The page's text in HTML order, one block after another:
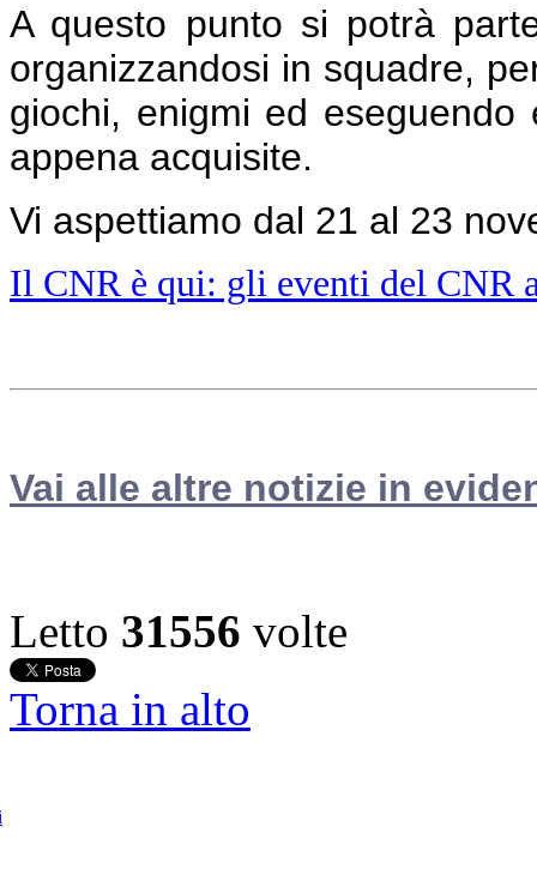
A questo punto si potrà
organizzandosi in squadre,
giochi, enigmi ed eseguendo
appena acquisite.
Vi aspettiamo dal 21 al 23
Il CNR è qui: gli eventi del CNR
Vai alle altre notizie in
Letto 31556 volte
Torna in alto